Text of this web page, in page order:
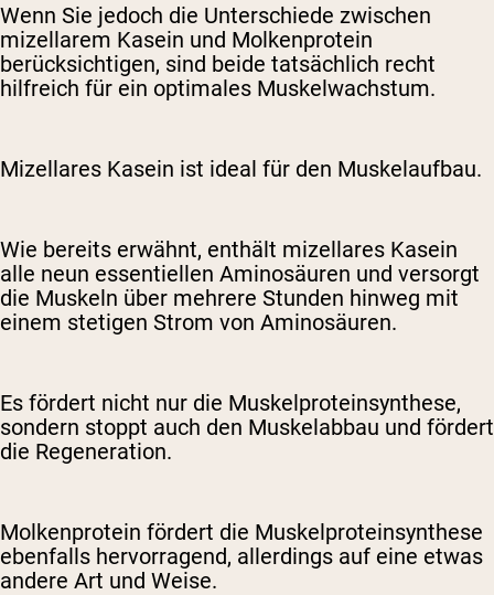
Wenn Sie jedoch die Unterschiede zwischen
mizellarem Kasein und Molkenprotein
berücksichtigen, sind beide tatsächlich recht
hilfreich für ein optimales Muskelwachstum.
Mizellares Kasein ist ideal für den Muskelaufbau.
Wie bereits erwähnt, enthält mizellares Kasein
alle neun essentiellen Aminosäuren und versorgt
die Muskeln über mehrere Stunden hinweg mit
einem stetigen Strom von Aminosäuren.
Es fördert nicht nur die Muskelproteinsynthese,
sondern stoppt auch den Muskelabbau und fördert
die Regeneration.
Molkenprotein fördert die Muskelproteinsynthese
ebenfalls hervorragend, allerdings auf eine etwas
andere Art und Weise.